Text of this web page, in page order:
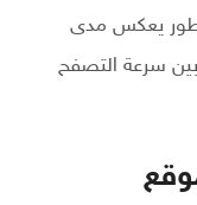
يعكس مدى
بين سرعة التصفح